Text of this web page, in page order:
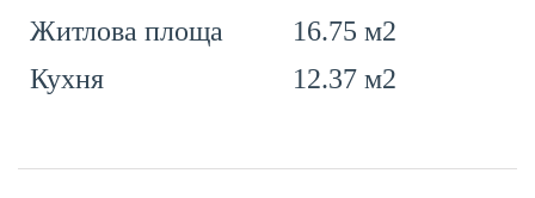
Житлова площа
16.75 м2
Кухня
12.37 м2